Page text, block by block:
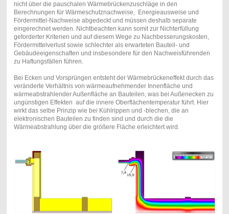
nicht über die pauschalen Wärmebrückenzuschläge in den
Berechnungen für Wärmeschutznachweise, Energieausweise und
Fördermittel-Nachweise abgedeckt und müssen deshalb separate
eingerechnet werden. Nichtbeachten kann somit zur Nichterfüllung
geforderter Kriterien und auf diesem Wege zu Nachbesserungskosten,
Fördermittelverlust sowie schlechter als erwarteten Bauteil- und
Gebäudeeigenschaften und insbesondere für den Nachweisführenden
zu Haftungsfällen führen.
Bei Ecken und Vorsprüngen entsteht der Wärmebrückeneffekt durch das
veränderte Verhältnis von wärmeaufnehmender Innenfläche und
wärmeabstrahlender Außenfläche an Bauteilen, was bei Außenecken zu
ungünstigen Effekten auf die innere Oberflächentemperatur führt. Hier
wirkt das selbe Prinzip wie bei Kühlrippen und -blechen, die an
elektronischen Bauteilen zu finden sind und durch die die
Wärmeabstrahlung über die größere Fläche erleichtert wird.